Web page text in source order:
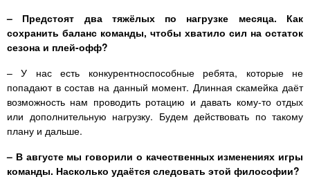
– Предстоят два тяжёлых по нагрузке месяца. Как
сохранить баланс команды, чтобы хватило сил на остаток
сезона и плей-офф?
– У нас есть конкурентноспособные ребята, которые не
попадают в состав на данный момент. Длинная скамейка даёт
возможность нам проводить ротацию и давать кому-то отдых
или дополнительную нагрузку. Будем действовать по такому
плану и дальше.
– В августе мы говорили о качественных изменениях игры
команды. Насколько удаётся следовать этой философии?